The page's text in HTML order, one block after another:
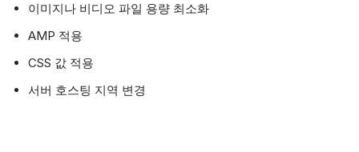
이미지나 비디오 파일 용량 최소화
AMP 적용
CSS 값 적용
서버 호스팅 지역 변경